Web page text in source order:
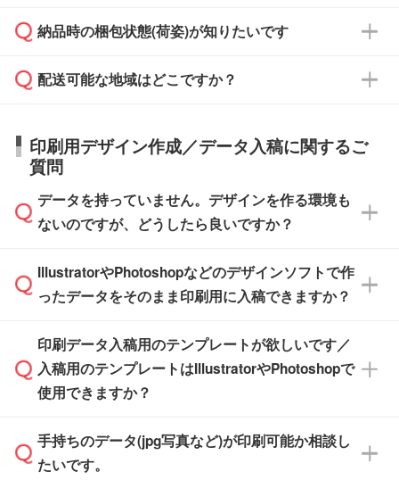
ご希望の際は担当スタッフまでお気軽にご相談
ください。
ご入金確認後、1～2営業日で出荷いたしま
タッフまでお問い合わせください。
ル」に注文予定日をご入力いただくと、おおよ
その締切日や出荷目安をご確認いただけます。
品が決まりましたらお早めのご発注をお願いい
たします。
※土日祝日を除く営業日換算です。
※沖縄・離島は追加日数がかかります。
い。
応が可能かご案内いたします。
す。>>対象商品はこちら
※最短出荷日は商品によって異なります。各商
品ページにてご確認ください
ご入金確認後に在庫を確保し、注文確定のご連
はできかねますので予めご了承ください。
納品時の梱包状態(荷姿)が知りたいです
商品によって異なります。各ページにある商品
す。(白箱、化粧箱、ブリスターパックなど)
【袋入り】 商品がひとつずつ袋に入っていま
す。(透明袋、デザイン袋など)
【個包装なし】 個包装がされていない状態で
※化粧箱から白箱への入れ替えや、オリジナル
箱の作成は原則承っておりません。
配送可能な地域はどこですか？
日本全国へお届けが可能です。なお、海外への
直接納品は行っておりませんので予めご了承く
ださい。
印刷用デザイン作成／データ入稿に関するご
質問
データを持っていません。デザインを作る環境も
ないのですが、どうしたら良いですか？
無料の「デザインシミュレーター」を使えば、
PCやスマホから簡単にデザインを作成できま
ザインソフトがなくても安心です。
また、「データ作成サービス
せいただければ、弊社にて無料でデザインデー
タを1点作成いたします。
IllustratorやPhotoshopなどのデザインソフトで作
ったデータをそのまま印刷用に入稿できますか？
IllustratorやPhotoshop、CLIP STUDIOなどのデ
ザインソフトでこだわりのデザインを作成した
い方は、完全データ入稿
積・ご注文フォームにアップロードしてご入稿
ください。
印刷データ入稿用のテンプレートが欲しいです／
入稿用のテンプレートはIllustratorやPhotoshopで
使用できますか？
一部商品は入稿用テンプレートのご用意があり
ます。各商品ページの『印刷方法・テンプレー
手持ちのデータ(jpg写真など)が印刷可能か相談し
たいです。